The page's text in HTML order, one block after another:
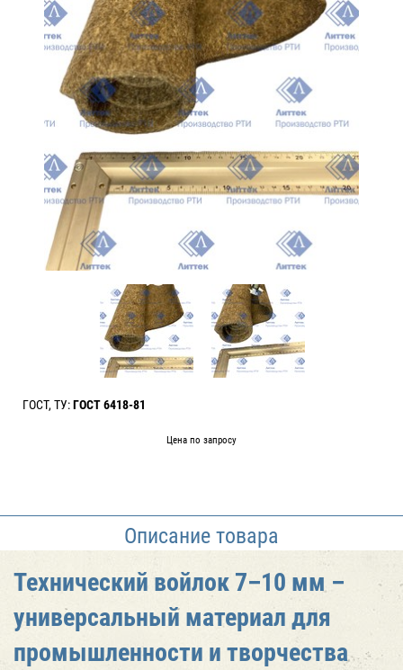
ГОСТ, ТУ:ГОСТ 6418-81
Цена по запросу
Описание товара
Технический войлок 7–10 мм –
универсальный материал для
промышленности и творчества